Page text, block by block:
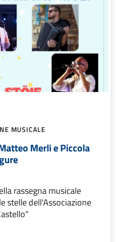
MUSICALE
Merli e Piccola
rassegna musicale
stelle dell'Associazione